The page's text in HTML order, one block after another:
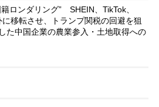
ロンダリング” SHEIN、TikTok、
移転させ、トランプ関税の回避を狙
た中国企業の農業参入・土地取得への